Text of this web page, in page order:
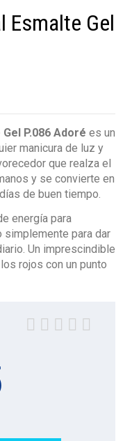
Esmalte Gel
P.086 Adoré es un
manicura de luz y
que realza el
y se convierte en
de buen tiempo.
energía para
simplemente para dar
Un imprescindible
rojos con un punto